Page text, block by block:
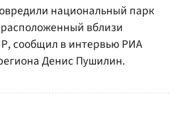
национальный парк
вблизи
сообщил в интервью РИА
Денис Пушилин.